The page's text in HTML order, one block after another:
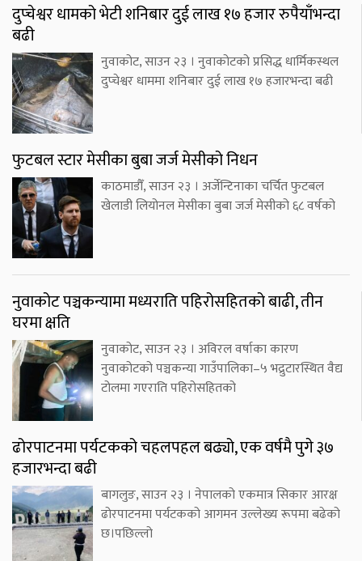
दुप्चेश्वर धामको भेटी शनिबार दुई लाख १७ हजार रुपैयाँभन्दा
बढी
नुवाकोट, साउन २३ । नुवाकोटको प्रसिद्ध धार्मिकस्थल
दुप्चेश्वर धाममा शनिबार दुई लाख १७ हजारभन्दा बढी
फुटबल स्टार मेसीका बुबा जर्ज मेसीको निधन
काठमाडौँ, साउन २३ । अर्जेन्टिनाका चर्चित फुटबल
खेलाडी लियोनल मेसीका बुबा जर्ज मेसीको ६८ वर्षको
नुवाकोट पञ्चकन्यामा मध्यराति पहिरोसहितको बाढी, तीन
घरमा क्षति
नुवाकोट, साउन २३ । अविरल वर्षाका कारण
नुवाकोटको पञ्चकन्या गाउँपालिका–५ भद्रुटारस्थित वैद्य
टोलमा गएराति पहिरोसहितको
ढोरपाटनमा पर्यटकको चहलपहल बढ्यो, एक वर्षमै पुगे ३७
हजारभन्दा बढी
बागलुङ, साउन २३ । नेपालको एकमात्र सिकार आरक्ष
ढोरपाटनमा पर्यटकको आगमन उल्लेख्य रूपमा बढेको
छ।पछिल्लो